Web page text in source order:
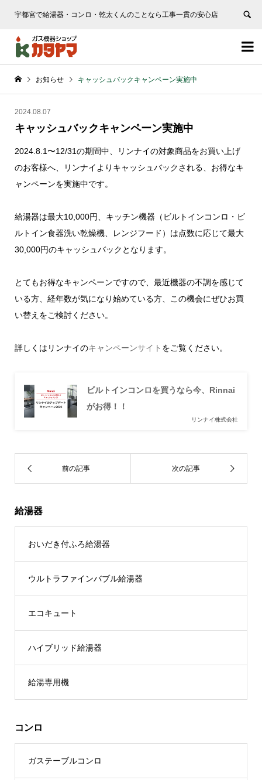
宇都宮で給湯器・コンロ・乾太くんのことなら工事一貫の安心店


お知らせ キャッシュバックキャンペーン実施中
2024.08.07
キャッシュバックキャンペーン実施中
2024.8.1〜12/31の期間中、リンナイの対象商品をお買い上げ
のお客様へ、リンナイよりキャッシュバックされる、お得なキ
ャンペーンを実施中です。
給湯器は最大10,000円、キッチン機器（ビルトインコンロ・ビ
ルトイン食器洗い乾燥機、レンジフード）は点数に応じて最大
30,000円のキャッシュバックとなります。
とてもお得なキャンペーンですので、最近機器の不調を感じて
いる方、経年数が気になり始めている方、この機会にぜひお買
い替えをご検討ください。
詳しくはリンナイのキャンペーンサイト をご覧ください。
ビルトインコンロを買うなら今、Rinnai
がお得！！
リンナイ株式会社
給湯器
おいだき付ふろ給湯器
ウルトラファインバブル給湯器
エコキュート
ハイブリッド給湯器
給湯専用機
コンロ
ガステーブルコンロ